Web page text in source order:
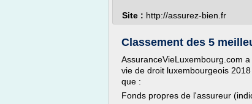
Site : http://assurez-bien.fr
Classement des 5
AssuranceVieLuxembourg.com
vie de droit luxembourgeois
que :
Fonds propres de l'assureur